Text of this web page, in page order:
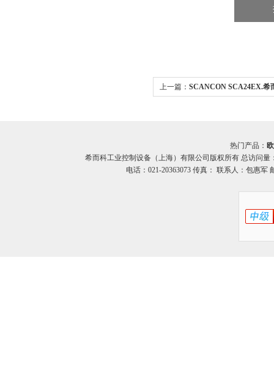
上一篇： SCANCON SCA24EX.希
热门产品：
希而科工业控制设备（上海）有限公司版权所有 总访问量
电话：021-20363073 传真： 联系人：包惠军